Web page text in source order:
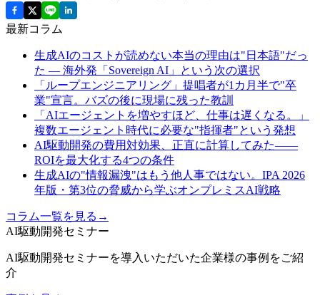
最新コラム
生成AIのコストが読めない本当の理由は"日本語"だっ
た ― 海外発「Sovereign AI」という次の選択
「ループエンジニアリング」提唱者が1カ月半で"卒
業"宣言。バズの後に現場に残った教訓
「AIエージェントを増やすほど、仕事は遅くなる。」
複数エージェント時代に必要な"指揮者"という発想
AI駆動開発の費用対効果、正直に計算してみた——
ROIを最大化する4つの条件
生成AIの"情報漏洩"はもう他人事ではない。IPA 2026
年版・第3位の脅威から学ぶオンプレミスAI戦略
コラム一覧を見る →
AI駆動開発セミナー
AI駆動開発セミナーを導入いただいた企業様の事例をご紹
介